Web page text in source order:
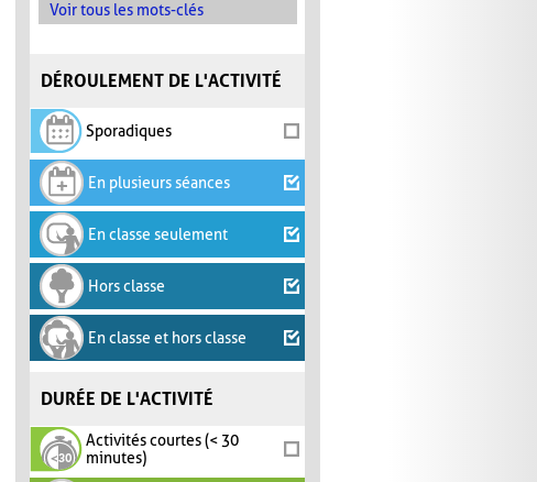
Voir tous les mots-clés
DÉROULEMENT DE L'ACTIVITÉ
Sporadiques
En plusieurs séances
En classe seulement
Hors classe
En classe et hors classe
DURÉE DE L'ACTIVITÉ
Activités courtes (< 30
minutes)